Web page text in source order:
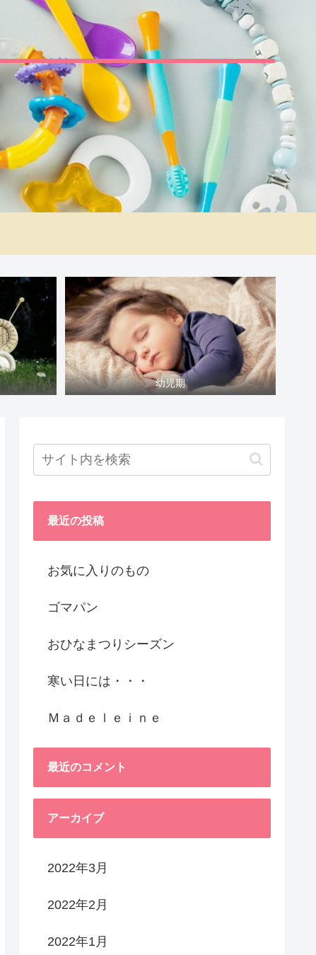
幼児期
最近の投稿
お気に入りのもの
ゴマパン
おひなまつりシーズン
寒い日には・・・
Ｍａｄｅｌｅｉｎｅ
最近のコメント
アーカイブ
2022年3月
2022年2月
2022年1月